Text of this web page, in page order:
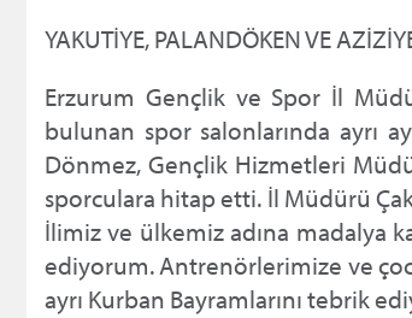
YAKUTİYE, PALANDÖKEN VE
Erzurum Gençlik ve Spor İl
bulunan spor salonlarında ayrı
Dönmez, Gençlik Hizmetleri
sporculara hitap etti. İl Müdürü
İlimiz ve ülkemiz adına madalya
ediyorum. Antrenörlerimize ve
ayrı Kurban Bayramlarını tebrik